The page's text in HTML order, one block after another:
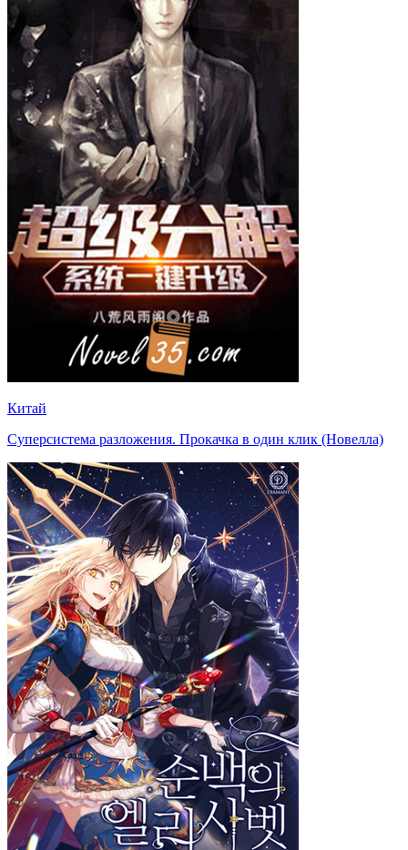
Китай
Суперсистема разложения. Прокачка в один клик (Новелла)